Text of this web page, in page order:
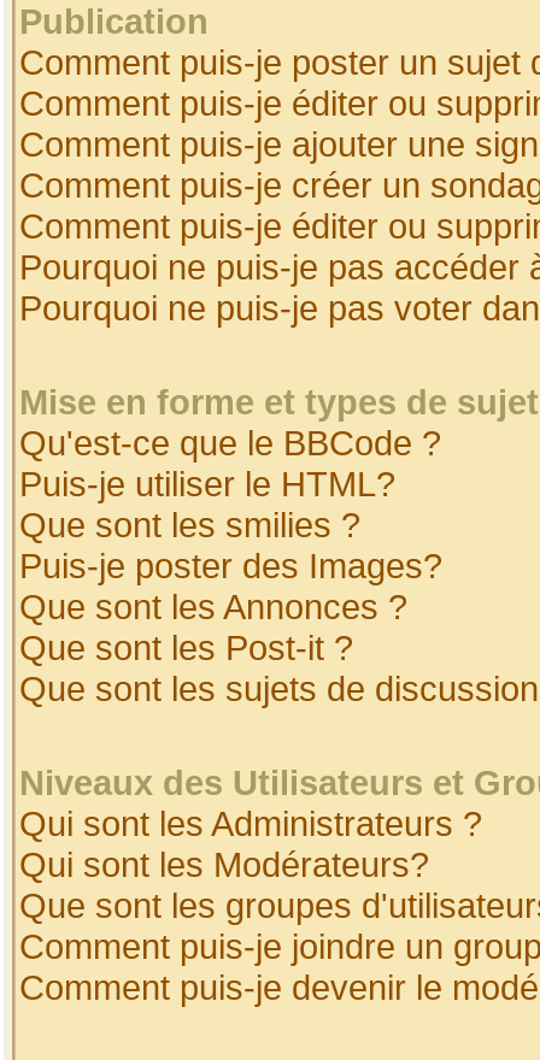
Publication
Comment puis-je poster un sujet
Comment puis-je éditer ou
Comment puis-je ajouter une
Comment puis-je créer un
Comment puis-je éditer ou
Pourquoi ne puis-je pas accéder
Pourquoi ne puis-je pas voter
Mise en forme et types de
Qu'est-ce que le BBCode ?
Puis-je utiliser le HTML?
Que sont les smilies ?
Puis-je poster des Images?
Que sont les Annonces ?
Que sont les Post-it ?
Que sont les sujets de
Niveaux des Utilisateurs et
Qui sont les Administrateurs ?
Qui sont les Modérateurs?
Que sont les groupes
Comment puis-je joindre un
Comment puis-je devenir le